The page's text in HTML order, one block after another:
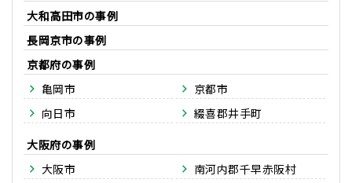
大和高田市
長岡京市
京都府
亀岡市
京都市
向日市
綴喜郡井手町
大阪府
大阪市
南河内郡千早赤阪村